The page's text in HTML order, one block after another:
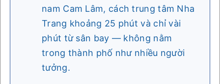
nam Cam Lâm, cách trung tâm Nha
Trang khoảng 25 phút và chỉ vài
phút từ sân bay — không nằm
trong thành phố như nhiều người
tưởng.